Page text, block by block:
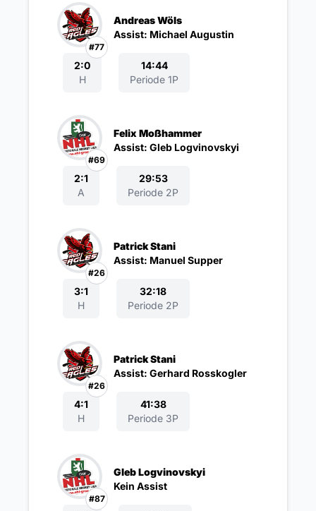
#77
Andreas Wöls
Assist: Michael Augustin
2:0
H
14:44
Periode 1P
#69
Felix Moßhammer
Assist: Gleb Logvinovskyi
2:1
A
29:53
Periode 2P
#26
Patrick Stani
Assist: Manuel Supper
3:1
H
32:18
Periode 2P
#26
Patrick Stani
Assist: Gerhard Rosskogler
4:1
H
41:38
Periode 3P
#87
Gleb Logvinovskyi
Kein Assist